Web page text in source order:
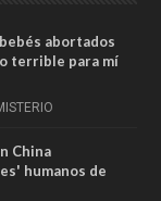
abortados
terrible para mí
China
humanos de